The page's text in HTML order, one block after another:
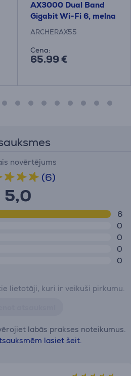
AX3000 Dual Band
Gigabit Wi-Fi 6, melna
- Bezvadu rūteris
ARCHERAX55
Cena:
65.99 €
novērtējums
(6)
5,0
6
0
0
0
0
lietotāji, kuri ir veikuši pirkumu.
labās prakses noteikumus.
lasiet šeit.